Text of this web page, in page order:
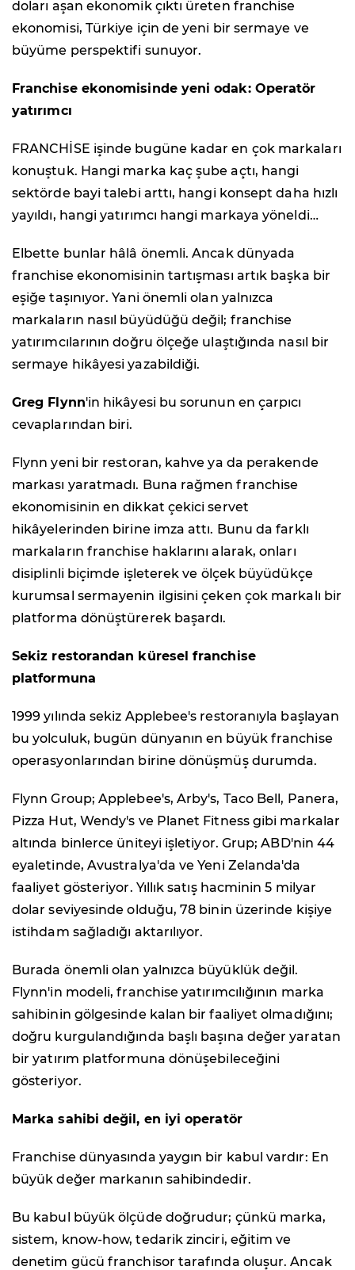
doları aşan ekonomik çıktı üreten franchise
ekonomisi, Türkiye için de yeni bir sermaye ve
büyüme perspektifi sunuyor.
Franchise ekonomisinde yeni odak: Operatör
yatırımcı
FRANCHİSE işinde bugüne kadar en çok markaları
konuştuk. Hangi marka kaç şube açtı, hangi
sektörde bayi talebi arttı, hangi konsept daha hızlı
yayıldı, hangi yatırımcı hangi markaya yöneldi…
Elbette bunlar hâlâ önemli. Ancak dünyada
franchise ekonomisinin tartışması artık başka bir
eşiğe taşınıyor. Yani önemli olan yalnızca
markaların nasıl büyüdüğü değil; franchise
yatırımcılarının doğru ölçeğe ulaştığında nasıl bir
sermaye hikâyesi yazabildiği.
Greg Flynn'in hikâyesi bu sorunun en çarpıcı
cevaplarından biri.
Flynn yeni bir restoran, kahve ya da perakende
markası yaratmadı. Buna rağmen franchise
ekonomisinin en dikkat çekici servet
hikâyelerinden birine imza attı. Bunu da farklı
markaların franchise haklarını alarak, onları
disiplinli biçimde işleterek ve ölçek büyüdükçe
kurumsal sermayenin ilgisini çeken çok markalı bir
platforma dönüştürerek başardı.
Sekiz restorandan küresel franchise
platformuna
1999 yılında sekiz Applebee's restoranıyla başlayan
bu yolculuk, bugün dünyanın en büyük franchise
operasyonlarından birine dönüşmüş durumda.
Flynn Group; Applebee's, Arby's, Taco Bell, Panera,
Pizza Hut, Wendy's ve Planet Fitness gibi markalar
altında binlerce üniteyi işletiyor. Grup; ABD'nin 44
eyaletinde, Avustralya'da ve Yeni Zelanda'da
faaliyet gösteriyor. Yıllık satış hacminin 5 milyar
dolar seviyesinde olduğu, 78 binin üzerinde kişiye
istihdam sağladığı aktarılıyor.
Burada önemli olan yalnızca büyüklük değil.
Flynn'in modeli, franchise yatırımcılığının marka
sahibinin gölgesinde kalan bir faaliyet olmadığını;
doğru kurgulandığında başlı başına değer yaratan
bir yatırım platformuna dönüşebileceğini
gösteriyor.
Marka sahibi değil, en iyi operatör
Franchise dünyasında yaygın bir kabul vardır: En
büyük değer markanın sahibindedir.
Bu kabul büyük ölçüde doğrudur; çünkü marka,
sistem, know-how, tedarik zinciri, eğitim ve
denetim gücü franchisor tarafında oluşur. Ancak